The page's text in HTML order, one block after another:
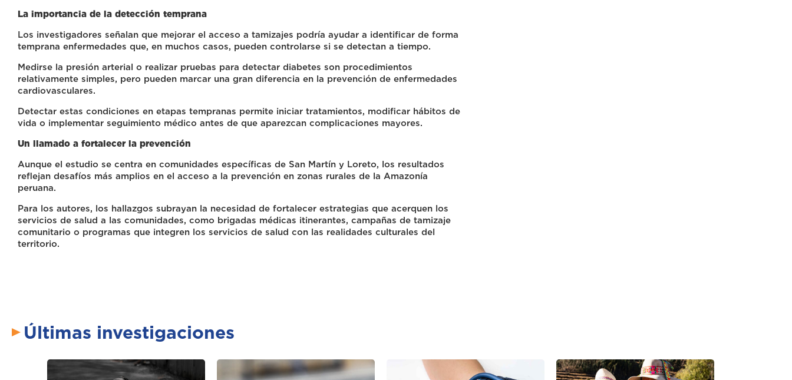
La importancia de la detección temprana
Los investigadores señalan que mejorar el acceso a tamizajes podría ayudar a identificar de forma
temprana enfermedades que, en muchos casos, pueden controlarse si se detectan a tiempo.
Medirse la presión arterial o realizar pruebas para detectar diabetes son procedimientos
relativamente simples, pero pueden marcar una gran diferencia en la prevención de enfermedades
cardiovasculares.
Detectar estas condiciones en etapas tempranas permite iniciar tratamientos, modificar hábitos de
vida o implementar seguimiento médico antes de que aparezcan complicaciones mayores.
Un llamado a fortalecer la prevención
Aunque el estudio se centra en comunidades específicas de San Martín y Loreto, los resultados
reflejan desafíos más amplios en el acceso a la prevención en zonas rurales de la Amazonía
peruana.
Para los autores, los hallazgos subrayan la necesidad de fortalecer estrategias que acerquen los
servicios de salud a las comunidades, como brigadas médicas itinerantes, campañas de tamizaje
comunitario o programas que integren los servicios de salud con las realidades culturales del
territorio.
Últimas investigaciones